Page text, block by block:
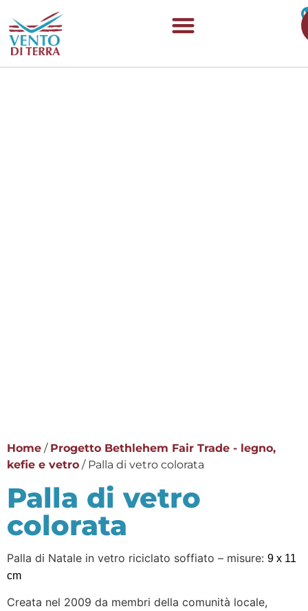
Home / Progetto Bethlehem Fair Trade - legno,
kefie e vetro / Palla di vetro colorata
Palla di vetro
colorata
Palla di Natale in vetro riciclato soffiato – misure: 9 x 11
cm
Creata nel 2009 da membri della comunità locale,